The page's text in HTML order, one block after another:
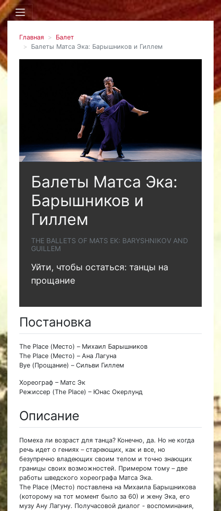
Главная
Балет
Балеты Матса Эка: Барышников и Гиллем
Балеты Матса Эка:
Барышников и
Гиллем
THE BALLETS OF MATS EK: BARYSHNIKOV AND
GUILLEM
Уйти, чтобы остаться: танцы на
прощание
Постановка
The Place (Место) – Михаил Барышников
The Place (Место) – Ана Лагуна
Bye (Прощание) – Сильви Гиллем
Хореограф – Матс Эк
Режиссер (The Place) – Юнас Окерлунд
Описание
Помеха ли возраст для танца? Конечно, да. Но не когда
речь идет о гениях – стареющих, как и все, но
безупречно владеющих своим телом и точно знающих
границы своих возможностей. Примером тому – две
работы шведского хореографа Матса Эка.
The Place (Место) поставлена на Михаила Барышникова
(которому на тот момент было за 60) и жену Эка, его
музу Ану Лагуну. Получасовой диалог - воспоминания,